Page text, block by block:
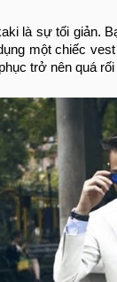
là sự tối giản.
một chiếc
trở nên quá rối